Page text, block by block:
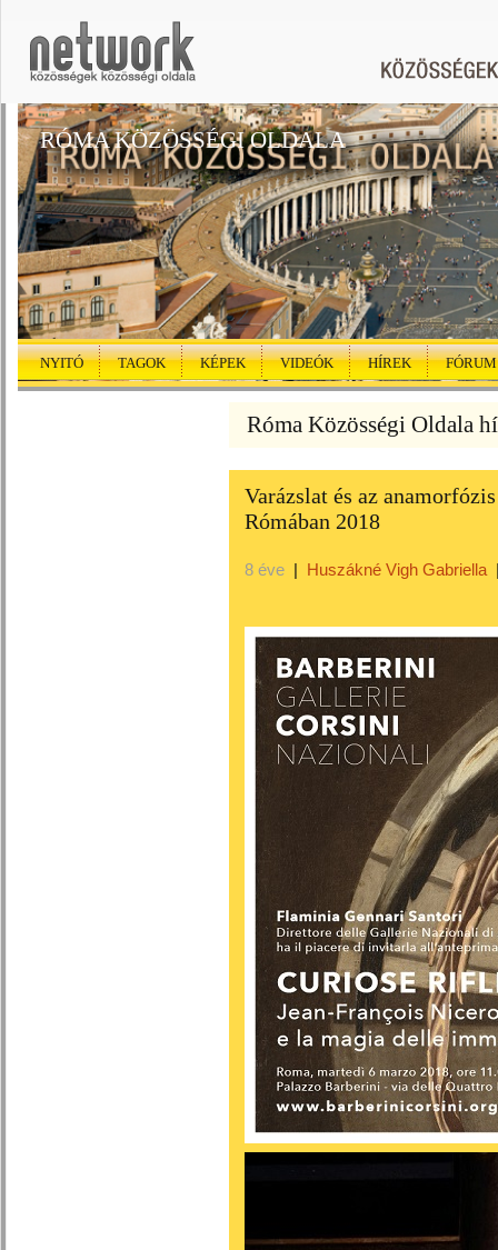
RÓMA KÖZÖSSÉGI OLDALA
NYITÓ TAGOK KÉPEK VIDEÓK HÍREK FÓRUM
Róma Közösségi Oldala
Varázslat és az
Rómában 2018
8 éve | Huszákné Vigh Gabriella